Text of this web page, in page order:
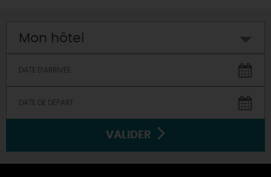
Mon hôtel
VALIDER